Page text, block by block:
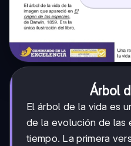
Árbol
El árbol de la vida es
de la evolución de las
tiempo. La primera